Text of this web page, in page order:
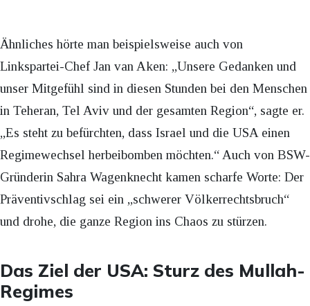
Ähnliches hörte man beispielsweise auch von
Linkspartei-Chef Jan van Aken: „Unsere Gedanken und
unser Mitgefühl sind in diesen Stunden bei den Menschen
in Teheran, Tel Aviv und der gesamten Region“, sagte er.
„Es steht zu befürchten, dass Israel und die USA einen
Regimewechsel herbeibomben möchten.“ Auch von BSW-
Gründerin Sahra Wagenknecht kamen scharfe Worte: Der
Präventivschlag sei ein „schwerer Völkerrechtsbruch“
und drohe, die ganze Region ins Chaos zu stürzen.
Das Ziel der USA: Sturz des Mullah-
Regimes